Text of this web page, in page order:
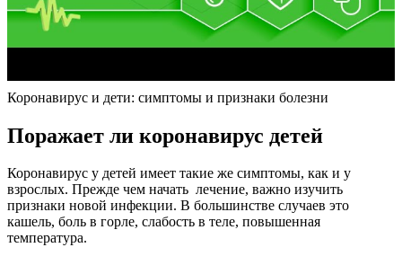
Коронавирус и дети: симптомы и признаки болезни
Поражает ли коронавирус детей
Коронавирус у детей имеет такие же симптомы, как и у
взрослых. Прежде чем начать лечение, важно изучить
признаки новой инфекции. В большинстве случаев это
кашель, боль в горле, слабость в теле, повышенная
температура.